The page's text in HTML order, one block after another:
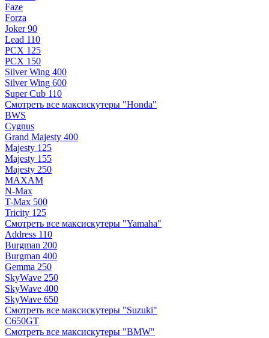
Faze
Forza
Joker 90
Lead 110
PCX 125
PCX 150
Silver Wing 400
Silver Wing 600
Super Cub 110
Смотреть все максискутеры "Honda"
BWS
Cygnus
Grand Majesty 400
Majesty 125
Majesty 155
Majesty 250
MAXAM
N-Max
T-Max 500
Tricity 125
Смотреть все максискутеры "Yamaha"
Address 110
Burgman 200
Burgman 400
Gemma 250
SkyWave 250
SkyWave 400
SkyWave 650
Смотреть все максискутеры "Suzuki"
C650GT
Смотреть все максискутеры "BMW"